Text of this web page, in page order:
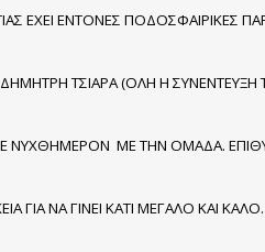
ΕΧΕΙ ΕΝΤΟΝΕΣ ΠΟΔΟΣΦΑΙΡΙΚΕΣ
ΔΗΜΗΤΡΗ ΤΣΙΑΡΑ (ΟΛΗ Η
ΝΥΧΘΗΜΕΡΟΝ ΜΕ ΤΗΝ ΟΜΑΔΑ.
ΓΙΑ ΝΑ ΓΙΝΕΙ ΚΑΤΙ ΜΕΓΑΛΟ